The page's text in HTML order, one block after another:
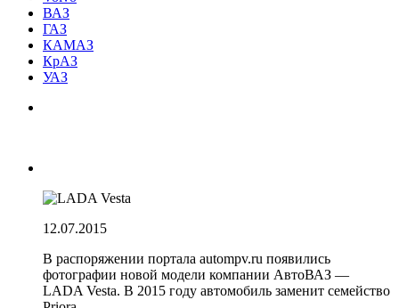
ВАЗ
ГАЗ
КАМАЗ
КрАЗ
УАЗ
12.07.2015
В распоряжении портала autompv.ru появились
фотографии новой модели компании АвтоВАЗ —
LADA Vesta. В 2015 году автомобиль заменит семейство